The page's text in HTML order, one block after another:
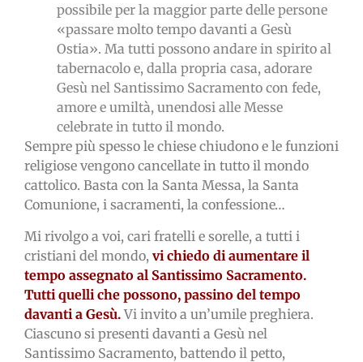
possibile per la maggior parte delle persone
«passare molto tempo davanti a Gesù
Ostia». Ma tutti possono andare in spirito al
tabernacolo e, dalla propria casa, adorare
Gesù nel Santissimo Sacramento con fede,
amore e umiltà, unendosi alle Messe
celebrate in tutto il mondo.
Sempre più spesso le chiese chiudono e le funzioni
religiose vengono cancellate in tutto il mondo
cattolico. Basta con la Santa Messa, la Santa
Comunione, i sacramenti, la confessione…
Mi rivolgo a voi, cari fratelli e sorelle, a tutti i
cristiani del mondo, vi chiedo di aumentare il
tempo assegnato al Santissimo Sacramento.
Tutti quelli che possono, passino del tempo
davanti a Gesù.Vi invito a un’umile preghiera.
Ciascuno si presenti davanti a Gesù nel
Santissimo Sacramento, battendo il petto,